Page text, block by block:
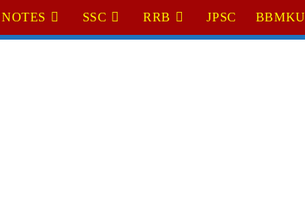
NOTES SSC RRB JPSC BBMKU